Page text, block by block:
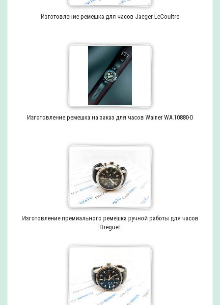
Изготовление ремешка для часов Jaeger-LeCoultre
Изготовление ремешка на заказ для часов Wainer WA.10880-D
Изготовление премиального ремешка ручной работы для часов
Breguet